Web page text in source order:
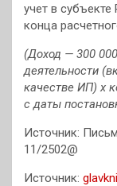
учет в
конца
(Доход — 300
деятельности
качестве ИП) х
с даты
Источник:
11/2502@
Источник: